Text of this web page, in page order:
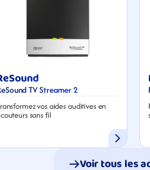
TV Streamer 2
vos aides auditives en
sans fil
Voir tous les